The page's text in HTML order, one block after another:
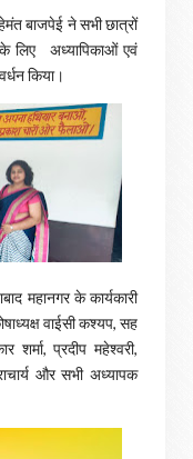
बाजपेई ने सभी छात्रों
के लिए अध्यापिकाओं एवं
किया।
महानगर के कार्यकारी
वाईसी कश्यप, सह
शर्मा, प्रदीप महेश्वरी,
और सभी अध्यापक